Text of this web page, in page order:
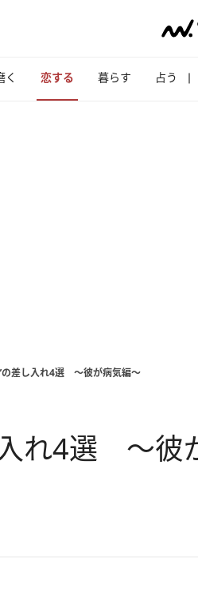
く 恋する 暮らす 占う
の差し入れ4選 ～彼が病気編～
れ4選 ～彼